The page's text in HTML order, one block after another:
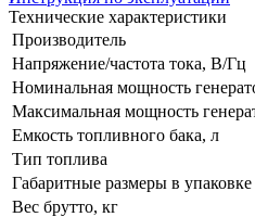
Технические характеристики
Производитель
Напряжение/частота тока, В/Гц
Номинальная мощность
Максимальная мощность
Емкость топливного бака, л
Тип топлива
Габаритные размеры в
Вес брутто, кг